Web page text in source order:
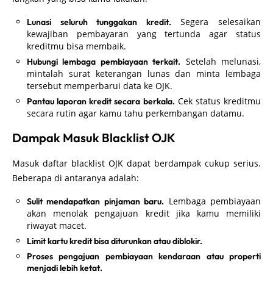
Lunasi seluruh tunggakan kredit. Segera selesaikan
kewajiban pembayaran yang tertunda agar status
kreditmu bisa membaik.
Hubungi lembaga pembiayaan terkait. Setelah melunasi,
mintalah surat keterangan lunas dan minta lembaga
tersebut memperbarui data ke OJK.
Pantau laporan kredit secara berkala. Cek status kreditmu
secara rutin agar kamu tahu perkembangan datamu.
Dampak Masuk Blacklist OJK
Masuk daftar blacklist OJK dapat berdampak cukup serius.
Beberapa di antaranya adalah:
Sulit mendapatkan pinjaman baru. Lembaga pembiayaan
akan menolak pengajuan kredit jika kamu memiliki
riwayat macet.
Limit kartu kredit bisa diturunkan atau diblokir.
Proses pengajuan pembiayaan kendaraan atau properti
menjadi lebih ketat.